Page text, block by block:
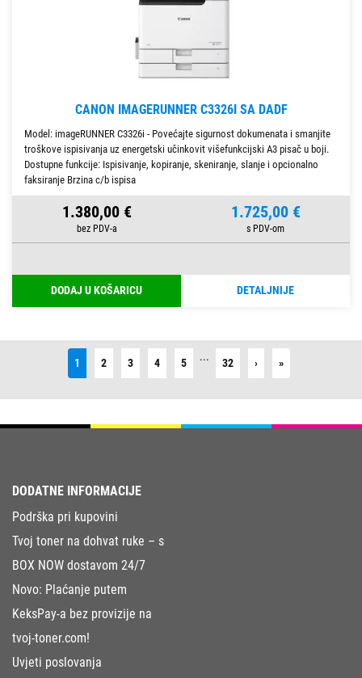
CANON IMAGERUNNER C3326I SA DADF
Model: imageRUNNER C3326i - Povećajte sigurnost dokumenata i smanjite
troškove ispisivanja uz energetski učinkovit višefunkcijski A3 pisač u boji.
Dostupne funkcije: Ispisivanje, kopiranje, skeniranje, slanje i opcionalno
faksiranje Brzina c/b ispisa
1.380,00 € 1.725,00 €
DODAJ U KOŠARICU DETALJNIJE
1 2 3 4 5 ... 32 ›Next »Last
DODATNE INFORMACIJE
Podrška pri kupovini
Tvoj toner na dohvat ruke – s
BOX NOW dostavom 24/7
Novo: Plaćanje putem
KeksPay-a bez provizije na
tvoj-toner.com!
Uvjeti poslovanja